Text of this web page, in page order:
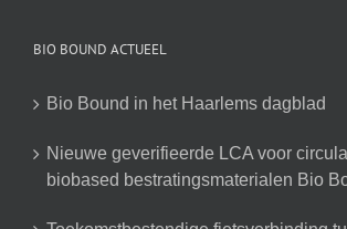
BIO BOUND ACTUEEL
Bio Bound in het Haarlems dagblad
Nieuwe geverifieerde LCA voor
biobased bestratingsmaterialen Bio